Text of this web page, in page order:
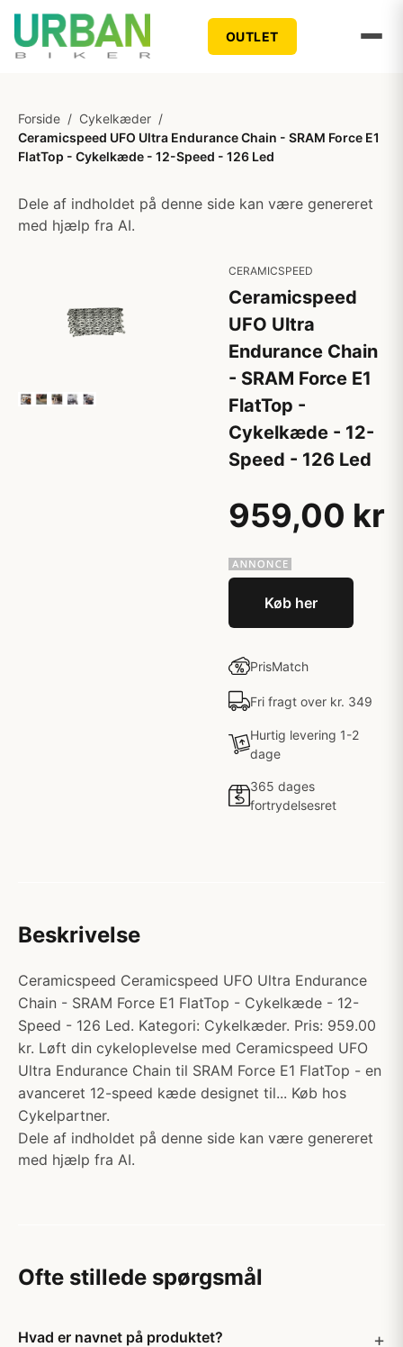
OUTLET
Forside / Cykelkæder /
Ceramicspeed UFO Ultra Endurance Chain - SRAM Force E1
FlatTop - Cykelkæde - 12-Speed - 126 Led
Dele af indholdet på denne side kan være genereret
med hjælp fra AI.
CERAMICSPEED
Ceramicspeed
UFO Ultra
Endurance Chain
- SRAM Force E1
FlatTop -
Cykelkæde - 12-
Speed - 126 Led
959,00 kr
Køb her
PrisMatch
Fri fragt over kr. 349
Hurtig levering 1-2
dage
365 dages
fortrydelsesret
Beskrivelse
Ceramicspeed Ceramicspeed UFO Ultra Endurance
Chain - SRAM Force E1 FlatTop - Cykelkæde - 12-
Speed - 126 Led. Kategori: Cykelkæder. Pris: 959.00
kr. Løft din cykeloplevelse med Ceramicspeed UFO
Ultra Endurance Chain til SRAM Force E1 FlatTop - en
avanceret 12-speed kæde designet til... Køb hos
Cykelpartner.
Dele af indholdet på denne side kan være genereret
med hjælp fra AI.
Ofte stillede spørgsmål
Hvad er navnet på produktet?